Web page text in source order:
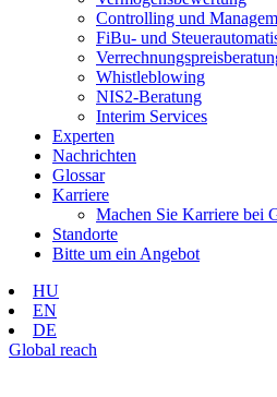
Controlling und
FiBu- und
Whistleblowing
NIS2-Beratung
Interim Services
Experten
Nachrichten
Glossar
Karriere
Machen Sie Karriere bei
Standorte
Bitte um ein Angebot
HU
EN
DE
Global reach